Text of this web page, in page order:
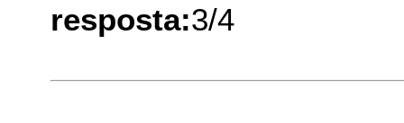
resposta:3/4